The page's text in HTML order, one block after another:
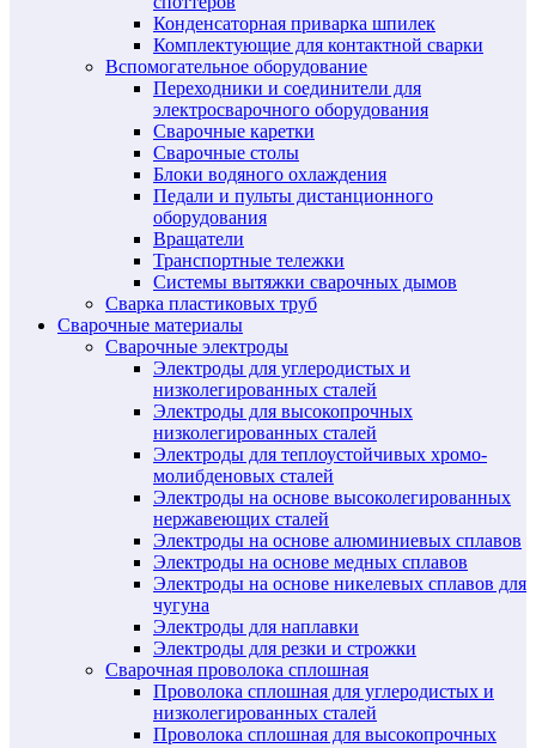
Конденсаторная приварка шпилек
Комплектующие для контактной сварки
Вспомогательное оборудование
Переходники и соединители для
электросварочного оборудования
Сварочные каретки
Сварочные столы
Блоки водяного охлаждения
Педали и пульты дистанционного
оборудования
Вращатели
Транспортные тележки
Системы вытяжки сварочных дымов
Сварка пластиковых труб
Сварочные материалы
Сварочные электроды
Электроды для углеродистых и
низколегированных сталей
Электроды для высокопрочных
низколегированных сталей
Электроды для теплоустойчивых хромо-
молибденовых сталей
Электроды на основе высоколегированных
нержавеющих сталей
Электроды на основе алюминиевых сплавов
Электроды на основе медных сплавов
Электроды на основе никелевых сплавов для
чугуна
Электроды для наплавки
Электроды для резки и строжки
Сварочная проволока сплошная
Проволока сплошная для углеродистых и
низколегированных сталей
Проволока сплошная для высокопрочных